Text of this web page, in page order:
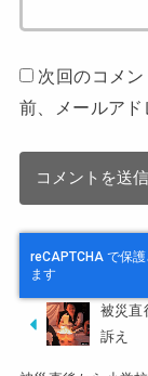
次回のコメ
前、メールアド
被災直
訴え